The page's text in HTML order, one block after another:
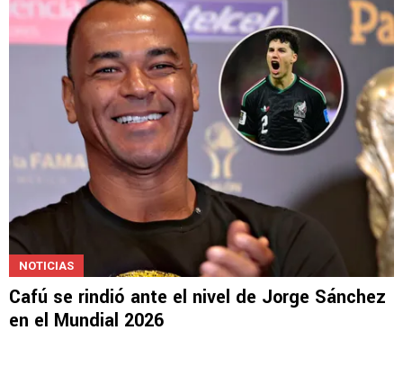
NOTICIAS
Cafú se rindió ante el nivel de Jorge Sánchez
en el Mundial 2026